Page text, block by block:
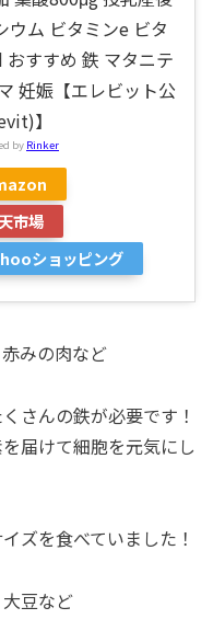
ウム ビタミンe ビタ
おすすめ 鉄 マタニテ
妊娠【エレビット公
】
by Rinker
市場
ショッピング
みの肉など
さんの鉄が必要です！
届けて細胞を元気にし
ズを食べていました！
豆など